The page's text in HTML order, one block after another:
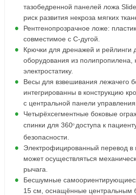
тазобедренной панелей ложа
риск развития некроза мягких
Рентгенопрозрачное ложе:
совместимое с C-дугой.
Крючки для дренажей и рейлинги
оборудования из
электростатику.
Весы для взвешивания лежачего
интегрированны в конструкцию
с центральной панели управления.
Четырёхсегментные боковые
спинки для 360о доступа к
безопасности.
Электрофицированный перевод
может осуществляться
рычага.
Бесшумные
15 см, оснащённые центральным